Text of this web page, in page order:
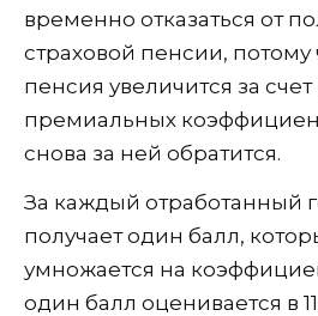
временно отказаться от
страховой пенсии, потому
пенсия увеличится за счет
премиальных
снова за ней обратится.
За каждый отработанный
получает один балл,
умножается на
один балл оценивается в